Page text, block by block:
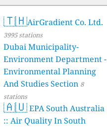
🇹🇭AirGradient Co. Ltd.
3995 stations
Dubai Municipality-
Environment Department -
Environmental Planning
And Studies Section 8
stations
🇦🇺EPA South Australia
:: Air Quality In South